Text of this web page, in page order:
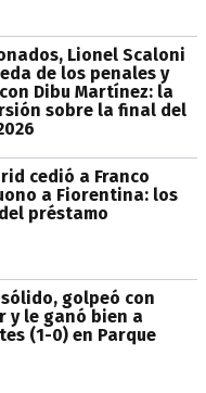
Lionel Scaloni
de los penales y
Dibu Martínez: la
sobre la final del
cedió a Franco
a Fiorentina: los
préstamo
golpeó con
y le ganó bien a
(1-0) en Parque